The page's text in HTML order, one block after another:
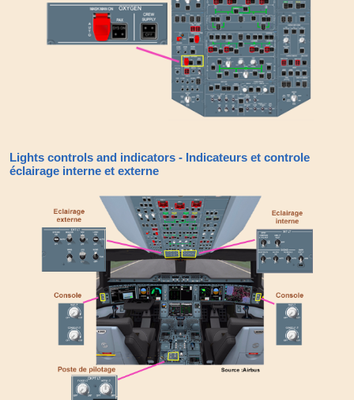
Lights controls and indicators - Indicateurs et controle
éclairage interne et externe